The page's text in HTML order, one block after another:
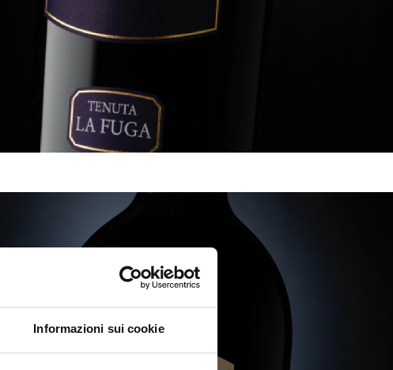
Informazioni sui cookie